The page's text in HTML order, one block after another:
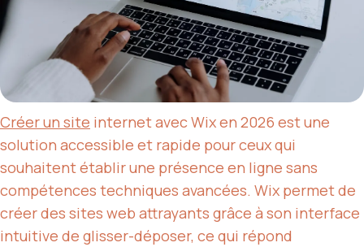
Créer un site internet avec Wix en 2026 est une
solution accessible et rapide pour ceux qui
souhaitent établir une présence en ligne sans
compétences techniques avancées. Wix permet de
créer des sites web attrayants grâce à son interface
intuitive de glisser-déposer, ce qui répond